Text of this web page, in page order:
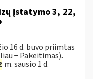
įstatymo 3, 22,
16 d. buvo priimtas
− Pakeitimas).
m. sausio 1 d.